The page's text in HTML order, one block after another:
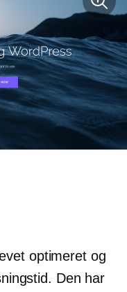
optimeret og
Den har